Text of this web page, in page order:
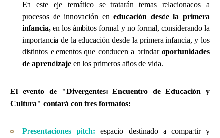
En este eje temático se tratarán temas relacionados a
procesos de innovación en educación desde la primera
infancia,en los ámbitos formal y no formal, considerando la
importancia de la educación desde la primera infancia, y los
distintos elementos que conducen a brindar oportunidades
de aprendizaje en los primeros años de vida.
El evento de "Divergentes: Encuentro de Educación y
Cultura" contará con tres formatos:
Presentaciones pitch:espacio destinado a compartir y